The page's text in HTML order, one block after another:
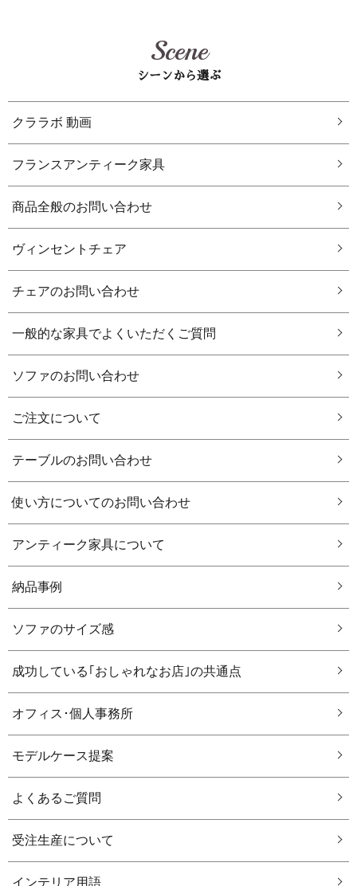
Scene
シーンから選ぶ
クララボ 動画
フランスアンティーク家具
商品全般のお問い合わせ
ヴィンセントチェア
チェアのお問い合わせ
一般的な家具でよくいただくご質問
ソファのお問い合わせ
ご注文について
テーブルのお問い合わせ
使い方についてのお問い合わせ
アンティーク家具について
納品事例
ソファのサイズ感
成功している｢おしゃれなお店｣の共通点
オフィス･個人事務所
モデルケース提案
よくあるご質問
受注生産について
インテリア用語